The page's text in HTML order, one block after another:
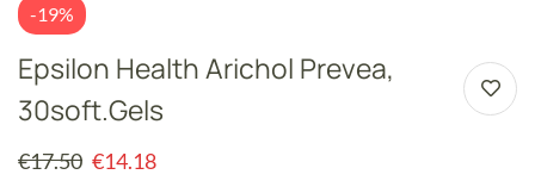
-19%
Epsilon Health Arichol Prevea,
30soft.gels
€17.50 €14.18